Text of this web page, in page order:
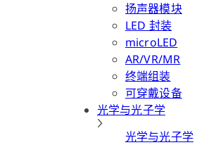
扬声器模块
LED 封装
microLED
AR/VR/MR
终端组装
可穿戴设备
光学与光子学
光学与光子学